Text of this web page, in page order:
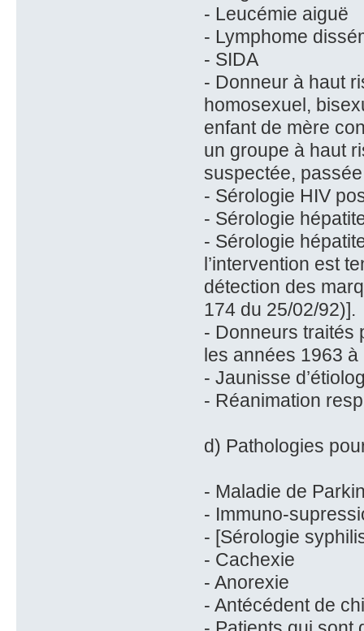
- Leucémie aiguë
- Lymphome
- SIDA
- Donneur à haut
homosexuel,
enfant de mère
un groupe à haut
suspectée,
- Sérologie HIV
- Sérologie
- Sérologie
l’intervention est
détection des
174 du 25/02/92)].
- Donneurs traités
les années 1963 à
- Jaunisse
- Réanimation
d) Pathologies
- Maladie de
- Immuno-
- [Sérologie
- Cachexie
- Anorexie
- Antécédent de